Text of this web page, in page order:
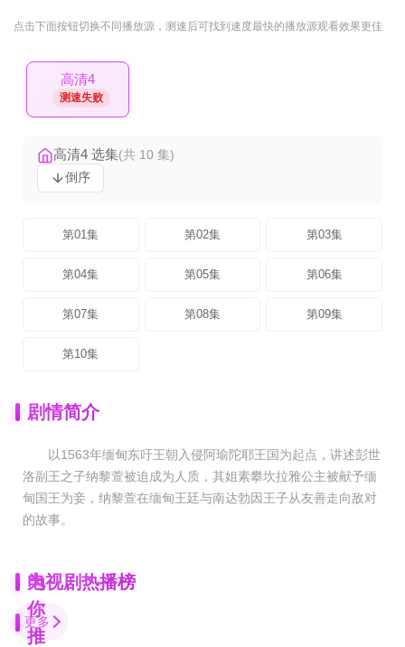
点击下面按钮切换不同播放源 ，测速后可找到速度最快的播放源观看效果更佳
高清4
测速失败
高清4 选集(共 10 集)
倒序
第01集 第02集 第03集
第04集 第05集 第06集
第07集 第08集 第09集
第10集
剧情简介
以1563年缅甸东吁王朝入侵阿瑜陀耶王国为起点，讲述彭世
洛副王之子纳黎萱被迫成为人质，其姐素攀坎拉雅公主被献予缅
甸国王为妾，纳黎萱在缅甸王廷与南达勃因王子从友善走向敌对
的故事。
为
你
推
电视剧热播榜
更多